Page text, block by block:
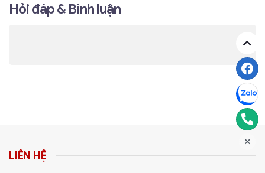
Hỏi đáp & Bình luận
LIÊN HỆ